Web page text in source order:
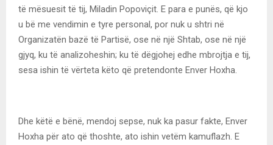
të mësuesit të tij, Miladin Popoviçit. E para e punës, që kjo
u bë me vendimin e tyre personal, por nuk u shtri në
Organizatën bazë të Partisë, ose në një Shtab, ose në një
gjyq, ku të analizoheshin; ku të dëgjohej edhe mbrojtja e tij,
sesa ishin të vërteta këto që pretendonte Enver Hoxha.
Dhe këtë e bënë, mendoj sepse, nuk ka pasur fakte, Enver
Hoxha për ato që thoshte, ato ishin vetëm kamuflazh. E